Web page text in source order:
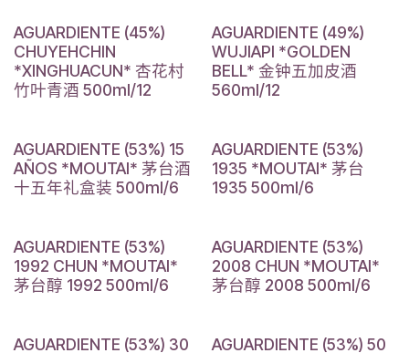
AGUARDIENTE (45%)
CHUYEHCHIN
*XINGHUACUN* 杏花村
竹叶青酒 500ml/12
AGUARDIENTE (49%)
WUJIAPI *GOLDEN
BELL* 金钟五加皮酒
560ml/12
AGUARDIENTE (53%) 15
AÑOS *MOUTAI* 茅台酒
十五年礼盒装 500ml/6
AGUARDIENTE (53%)
1935 *MOUTAI* 茅台
1935 500ml/6
AGUARDIENTE (53%)
1992 CHUN *MOUTAI*
茅台醇 1992 500ml/6
AGUARDIENTE (53%)
2008 CHUN *MOUTAI*
茅台醇 2008 500ml/6
AGUARDIENTE (53%) 30 AGUARDIENTE (53%) 50